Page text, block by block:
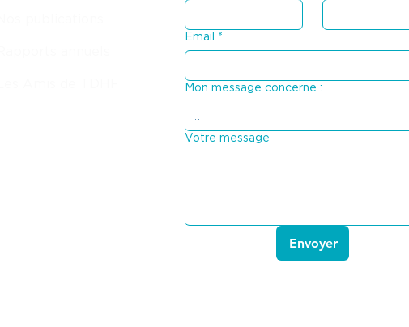
Email *
Mon message concerne :
Votre message
Envoyer